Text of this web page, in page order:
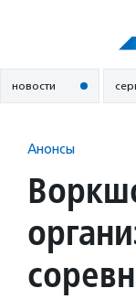
новости
Анонсы